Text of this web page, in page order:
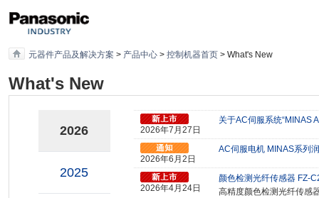
元器件产品及解决方案 > 产品中心 > 控制机器首页 > What's New
What's New
2026
2025
2026年7月27日
关于AC伺服系统“MINAS
2026年6月2日
AC伺服电机 MINAS系列
2026年4月24日
颜色检测光纤传感器 FZ-
高精度颜色检测光纤传感